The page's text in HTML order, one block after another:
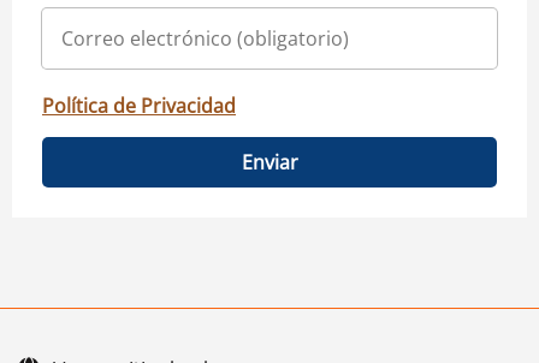
Política de Privacidad
Enviar